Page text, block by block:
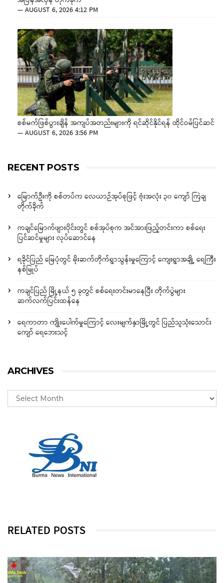
—AUGUST 6, 2026 4:12 PM
စစ်မက်ဖြစ်ပွားချိန် အကျပ်အတည်းများကို ရင်ဆိုင်နိုင်ရန် ထိုင်ဝမ်ပြင်ဆင်
—AUGUST 6, 2026 3:56 PM
RECENT POSTS
မြောက်ဦးကို စစ်တပ်က လေယာဉ်အုပ်စုဖြင့် ဗုံးအလုံး ၃၀ ကျော် ကြဲချ
တိုက်ခိုက်
ကချင်မြောက်ဖျားပိုင်းတွင် စစ်အုပ်စုက အင်အားဖြည့်တင်းကာ စစ်ရေး
ပြင်ဆင်မှုများ လုပ်ဆောင်နေ
ရခိုင်ပြည် မြေပုံတွင် မိုးဆက်တိုက်ရွာသွန်းမှုကြောင့် ကျေးရွာအချို့ ရေကြီး
နစ်မြုပ်
ကချင်ပြည် မြို့နယ် ၅ ခုတွင် စစ်ရေးတင်းမာနေပြီး တိုက်ပွဲများ
ဆက်လက်ပြင်းထန်နေ
ရေကာတာ ကျိုးပေါက်မှုကြောင့် လေးမျက်နှာမြို့တွင် ပြည်သူသုံးသောင်း
ကျော် ရေဘေးသင့်
ARCHIVES
RELATED POSTS